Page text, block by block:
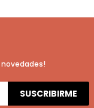
SUSCRIBIRME